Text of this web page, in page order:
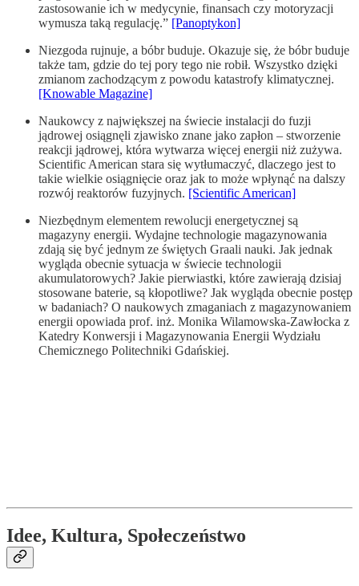
zastosowanie ich w medycynie, finansach czy motoryzacji
wymusza taką regulację.” [Panoptykon]
Niezgoda rujnuje, a bóbr buduje. Okazuje się, że bóbr buduje
także tam, gdzie do tej pory tego nie robił. Wszystko dzięki
zmianom zachodzącym z powodu katastrofy klimatycznej.
[Knowable Magazine]
Naukowcy z największej na świecie instalacji do fuzji
jądrowej osiągnęli zjawisko znane jako zapłon – stworzenie
reakcji jądrowej, która wytwarza więcej energii niż zużywa.
Scientific American stara się wytłumaczyć, dlaczego jest to
takie wielkie osiągnięcie oraz jak to może wpłynąć na dalszy
rozwój reaktorów fuzyjnych. [Scientific American]
Niezbędnym elementem rewolucji energetycznej są
magazyny energii. Wydajne technologie magazynowania
zdają się być jednym ze świętych Graali nauki. Jak jednak
wygląda obecnie sytuacja w świecie technologii
akumulatorowych? Jakie pierwiastki, które zawierają dzisiaj
stosowane baterie, są kłopotliwe? Jak wygląda obecnie postęp
w badaniach? O naukowych zmaganiach z magazynowaniem
energii opowiada prof. inż. Monika Wilamowska-Zawłocka z
Katedry Konwersji i Magazynowania Energii Wydziału
Chemicznego Politechniki Gdańskiej.
Idee, Kultura, Społeczeństwo